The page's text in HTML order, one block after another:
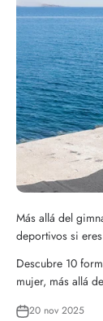
Más allá del
deportivos si
Descubre 10
mujer, más allá
20 nov 2025